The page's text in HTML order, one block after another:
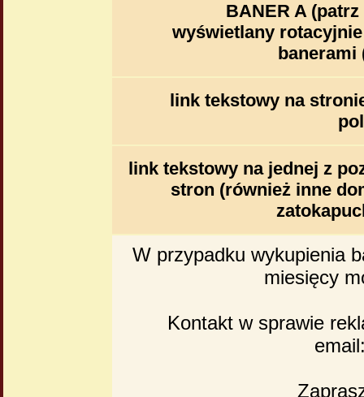
BANER A
wyświetlany
banerami
link tekstowy na
link tekstowy na jednej z
stron (również inne
W przypadku wykupienia
miesięcy
Kontakt w sprawie